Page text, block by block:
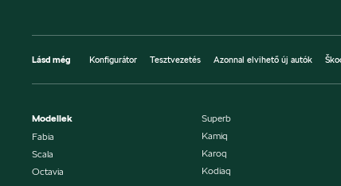
Lásd még Konfigurátor Tesztvezetés Azonnal elvihető új autók
Modellek
Fabia
Scala
Octavia
Superb
Kamiq
Karoq
Kodiaq